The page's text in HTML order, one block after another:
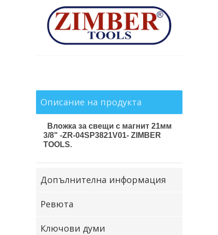
Описание на продукта
Вложка за свещи с магнит 21мм
3/8" -ZR-04SP3821V01- ZIMBER
TOOLS.
Допълнителна информация
Ревюта
Ключови думи